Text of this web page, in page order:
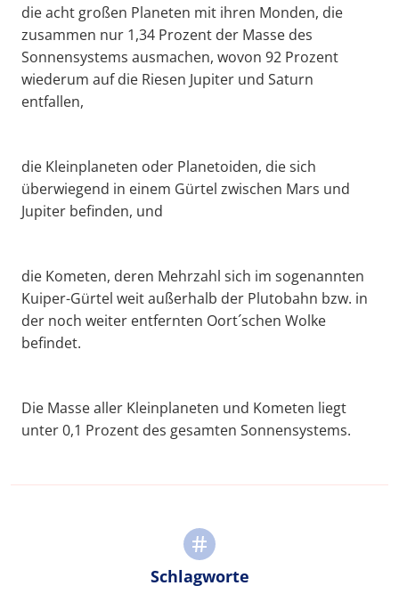
die acht großen Planeten mit ihren Monden, die
zusammen nur 1,34 Prozent der Masse des
Sonnensystems ausmachen, wovon 92 Prozent
wiederum auf die Riesen Jupiter und Saturn
entfallen,
die Kleinplaneten oder Planetoiden, die sich
überwiegend in einem Gürtel zwischen Mars und
Jupiter befinden, und
die Kometen, deren Mehrzahl sich im sogenannten
Kuiper-Gürtel weit außerhalb der Plutobahn bzw. in
der noch weiter entfernten Oort´schen Wolke
befindet.
Die Masse aller Kleinplaneten und Kometen liegt
unter 0,1 Prozent des gesamten Sonnensystems.
Schlagworte